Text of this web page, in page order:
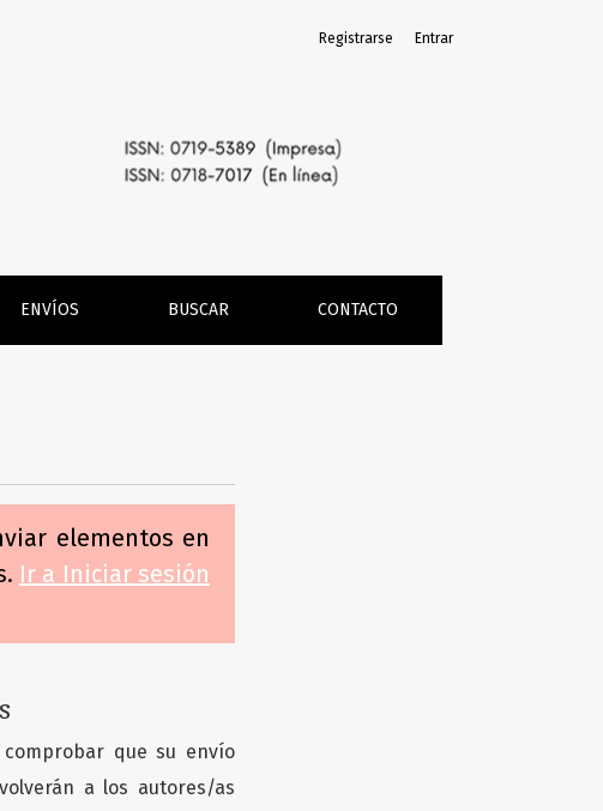
ENVÍOS BUSCAR CONTACTO
Registrarse Entrar
elementos en
Ir a Iniciar sesión
que su envío
a los autores/as